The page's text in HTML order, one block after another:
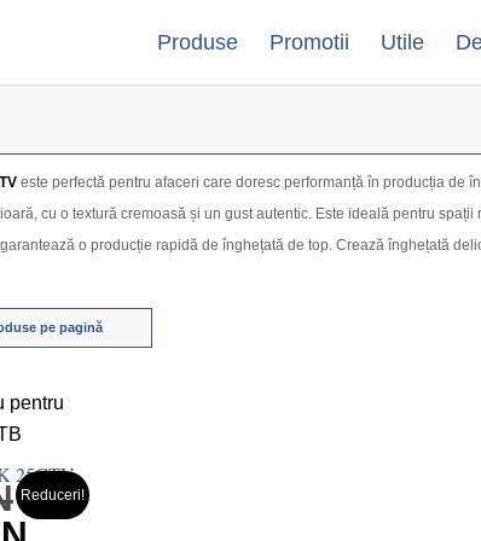
Produse Promotii Utile
este perfectă pentru afaceri care doresc performanță în producția de
cu o textură cremoasă și un gust autentic. Este ideală pentru
o producție rapidă de înghețată de top. Crează înghețată
pe pagină
25CTV
Reduceri!